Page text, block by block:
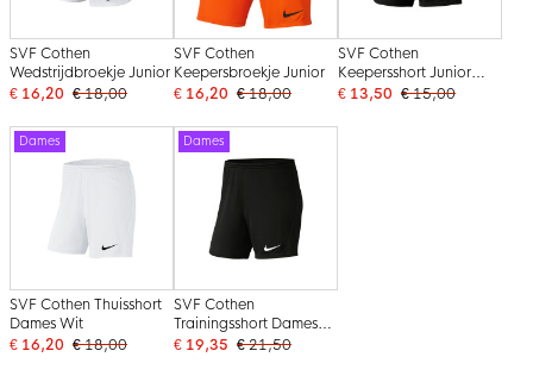
SVF Cothen
Wedstrijdbroekje Junior
€ 16,20 € 18,00
SVF Cothen
Keepersbroekje Junior
€ 16,20 € 18,00
SVF Cothen
Keepersshort Junior
Zwart
€ 13,50 € 15,00
Dames
SVF Cothen Thuisshort
Dames Wit
€ 16,20 € 18,00
Dames
SVF Cothen
Trainingsshort Dames
Zwart
€ 19,35 € 21,50